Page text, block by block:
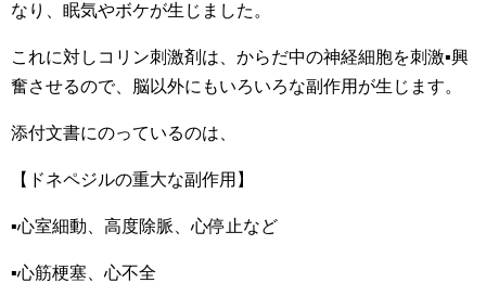
なり、眠気やボケが生じました。
これに対しコリン刺激剤は、からだ中の神経細胞を刺激▪興
奮させるので、脳以外にもいろいろな副作用が生じます。
添付文書にのっているのは、
【ドネペジルの重大な副作用】
▪心室細動、高度除脈、心停止など
▪心筋梗塞、心不全